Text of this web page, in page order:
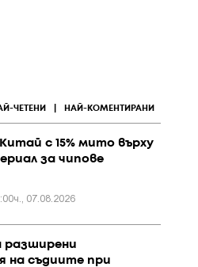
ЧЕТЕНИ НАЙ-КОМЕНТИРАНИ
с 15% мито върху
за чипове
07.08.2026
разширени
на съдиите при